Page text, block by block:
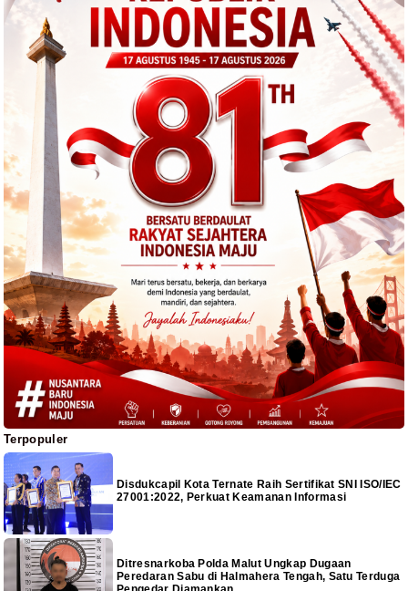
Terpopuler
Disdukcapil Kota Ternate Raih Sertifikat SNI ISO/IEC
27001:2022, Perkuat Keamanan Informasi
Ditresnarkoba Polda Malut Ungkap Dugaan
Peredaran Sabu di Halmahera Tengah, Satu Terduga